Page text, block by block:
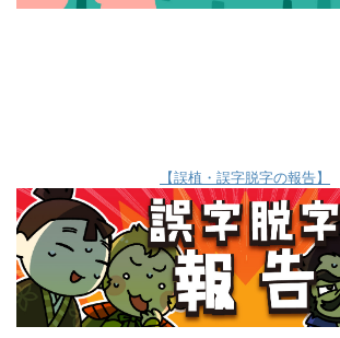
【誤植・誤字脱字の報告】